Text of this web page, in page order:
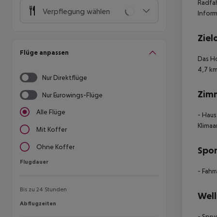
Verpflegung wählen
Flüge anpassen
Nur Direktflüge
Nur Eurowings-Flüge
Alle Flüge
Mit Koffer
Ohne Koffer
Flugdauer
Flugdauer
Bis zu 24 Stunden
Abflugzeiten
Abflugzeiten
Das
4,7
-
-